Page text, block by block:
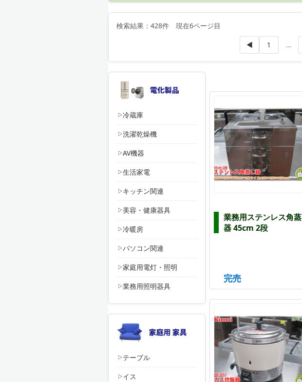
検索結果：428件 現在6ページ目
◀ 1 …
冷蔵庫
洗濯乾燥機
AV機器
生活家電
キッチン関連
美容・健康器具
冷暖房
パソコン関連
家庭用電灯・照明
業務用照明器具
テーブル
イス
業務用ステンレス角蒸
器 45cm 2段
完売